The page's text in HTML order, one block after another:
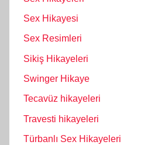
Sex Hikayesi
Sex Resimleri
Sikiş Hikayeleri
Swinger Hikaye
Tecavüz hikayeleri
Travesti hikayeleri
Türbanlı Sex Hikayeleri